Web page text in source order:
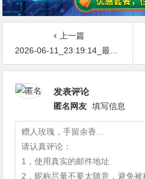
上一篇
2026-06-11_23:19:14_最新网络节点地址免费分享…不定期更新…开放免费分享（网络免费节点香港|日本|韩国|新加坡|台湾|马来西亚|…
发表评论
匿名网友 填写信息